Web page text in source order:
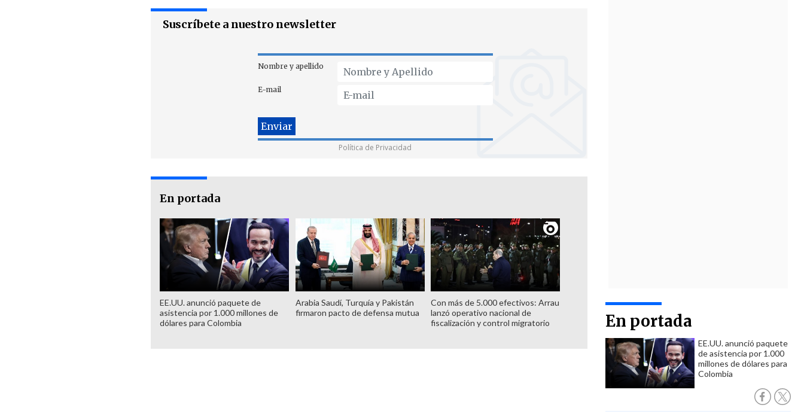
En portada
EE.UU. anunció paquete
de asistencia por 1.000
millones de dólares para
Colombia
Suscríbete a nuestro newsletter
Nombre y apellido
E-mail
Política de Privacidad
En portada
EE.UU. anunció paquete de
asistencia por 1.000 millones de
dólares para Colombia
Arabia Saudí, Turquía y Pakistán
firmaron pacto de defensa mutua
Con más de 5.000 efectivos: Arrau
lanzó operativo nacional de
fiscalización y control migratorio